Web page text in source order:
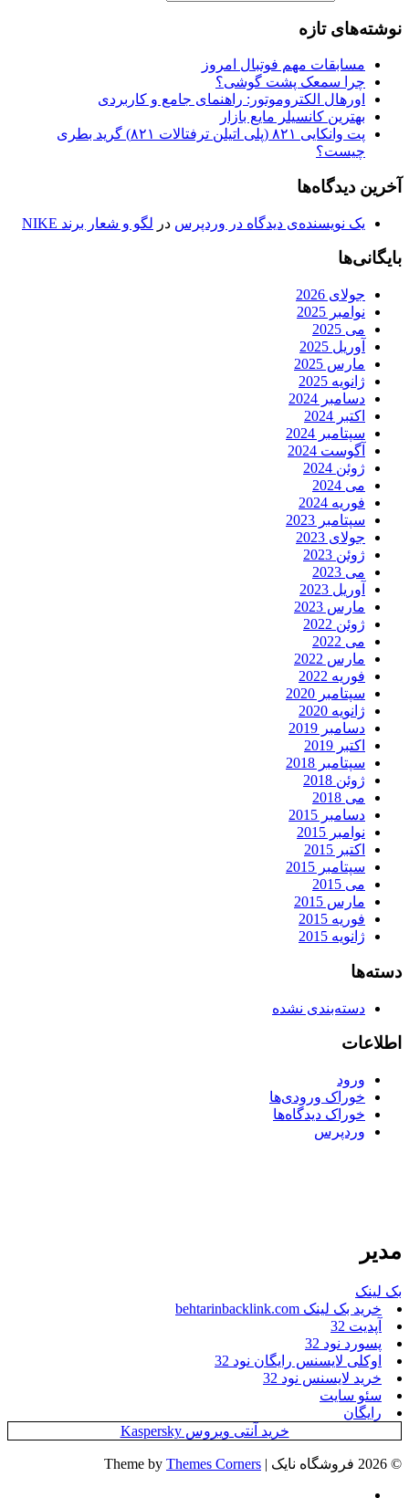
نوشته‌های تازه
مسابقات مهم فوتبال امروز
چرا سمعک پشت گوشی؟
اورهال الکتروموتور: راهنمای جامع و کاربردی
بهترین کانسیلر مایع بازار
پت وانکایی ۸۲۱ (پلی اتیلن ترفتالات ۸۲۱) گرید بطری
چیست؟
آخرین دیدگاه‌ها
یک نویسنده‌ی دیدگاه در وردپرس در لگو و شعار برند NIKE
بایگانی‌ها
جولای 2026
نوامبر 2025
می 2025
آوریل 2025
مارس 2025
ژانویه 2025
دسامبر 2024
اکتبر 2024
سپتامبر 2024
آگوست 2024
ژوئن 2024
می 2024
فوریه 2024
سپتامبر 2023
جولای 2023
ژوئن 2023
می 2023
آوریل 2023
مارس 2023
ژوئن 2022
می 2022
مارس 2022
فوریه 2022
سپتامبر 2020
ژانویه 2020
دسامبر 2019
اکتبر 2019
سپتامبر 2018
ژوئن 2018
می 2018
دسامبر 2015
نوامبر 2015
اکتبر 2015
سپتامبر 2015
می 2015
مارس 2015
فوریه 2015
ژانویه 2015
دسته‌ها
دسته‌بندی نشده
اطلاعات
ورود
خوراک ورودی‌ها
خوراک دیدگاه‌ها
وردپرس
مدیر
بک لینک
خرید بک لینک behtarinbacklink.com
آپدیت 32
پسورد نود 32
اوکلی لایسنس رایگان نود 32
خرید لایسنس نود 32
سئو سایت
رایگان
خرید آنتی ویروس Kaspersky
© 2026 فروشگاه نایک | Theme by Themes Corners